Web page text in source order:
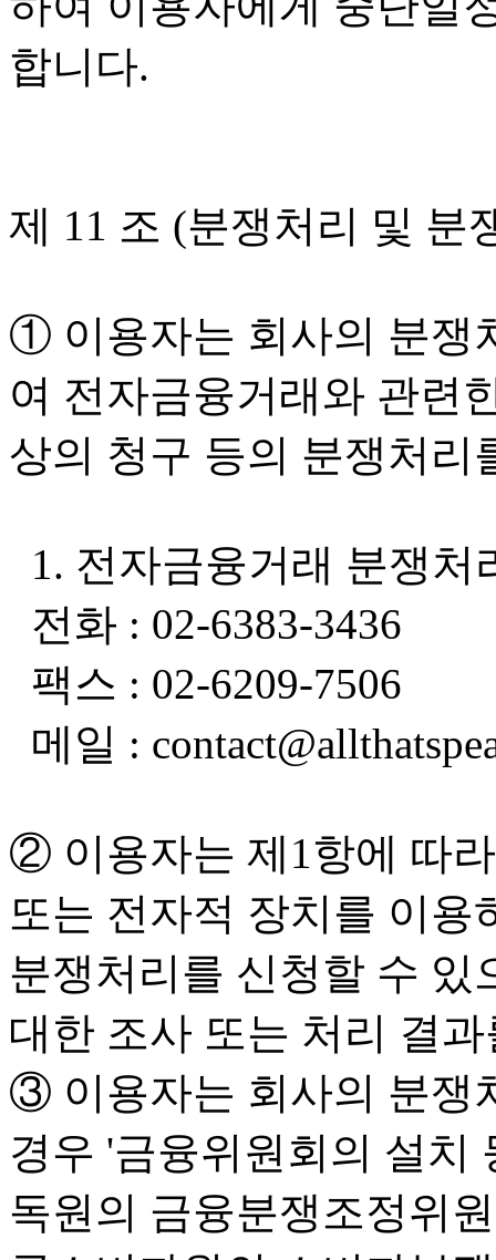
합니다.
제 11 조 (분쟁처리 및 분
① 이용자는 회사의 분쟁
여 전자금융거래와 관련
상의 청구 등의 분쟁처리
1. 전자금융거래 분쟁처
전화 : 02-6383-3436
팩스 : 02-6209-7506
메일 :
② 이용자는 제1항에 따
또는 전자적 장치를 이
분쟁처리를 신청할 수 있
대한 조사 또는 처리 결
③ 이용자는 회사의 분쟁
경우 '금융위원회의 설치
독원의 금융분쟁조정위